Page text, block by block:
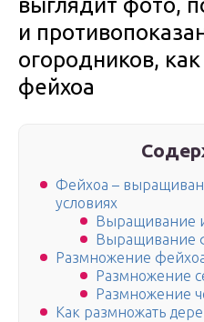
выглядит фото,
и
огородников,
фейхоа
Фейхоа –
условиях
Выращивание
Выращивание
Размножение
Размножение
Размножение
Как размножать